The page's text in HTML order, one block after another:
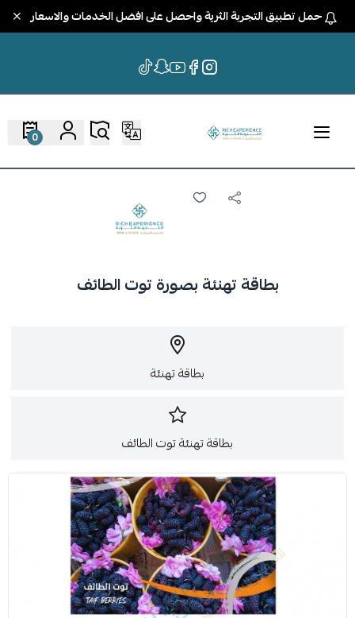
حمل تطبيق التجربة الثرية واحصل على افضل الخدمات والاسعار
0
بطاقة تهنئة بصورة توت الطائف
بطاقة تهنئة
بطاقة تهنئة توت الطائف